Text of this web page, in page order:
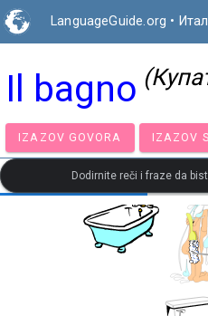
LanguageGuide.org •
Il bagno
IZAZOV GOVORA
Dodirnite reči i fraze da